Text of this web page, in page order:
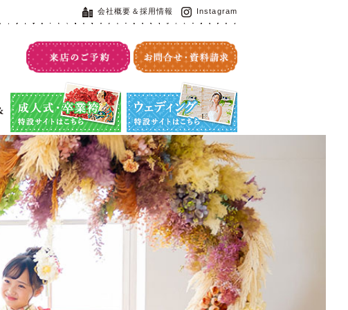
会社概要＆採用情報 Instagram
成人式・卒業袴特設サイト ウエディング特設サイト